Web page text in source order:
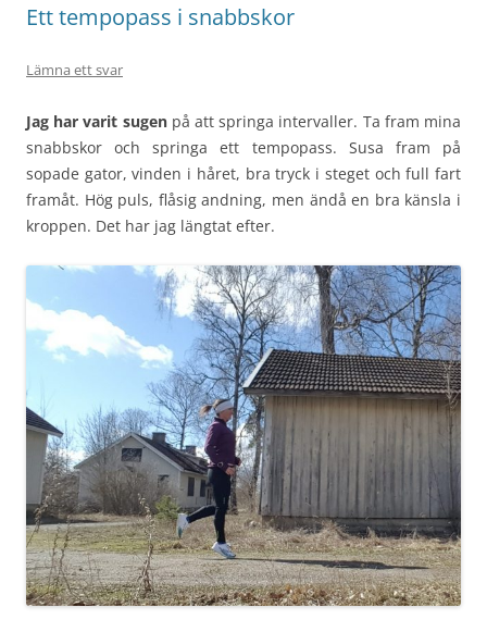
Ett tempopass i snabbskor
Lämna ett svar
Jag har varit sugenpå att springa intervaller. Ta fram mina
snabbskor och springa ett tempopass. Susa fram på
sopade gator, vinden i håret, bra tryck i steget och full fart
framåt. Hög puls, flåsig andning, men ändå en bra känsla i
kroppen. Det har jag längtat efter.